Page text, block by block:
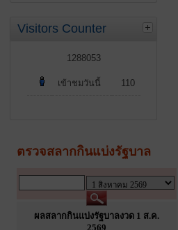
Visitors Counter
1288053
เข้าชมวันนี้ 110